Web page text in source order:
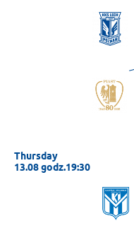
Thursday
13.08 godz.19:30